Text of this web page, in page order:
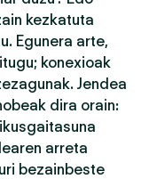
kezkatuta
Egunera arte,
konexioak
Jendea
dira orain:
arreta
bezainbeste